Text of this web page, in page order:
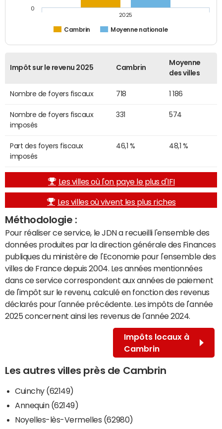
Cambrin Moyenne nationale
2025
0
Impôt sur le revenu 2025 Cambrin
Moyenne
des villes
Nombre de foyers fiscaux 718 1 186
Nombre de foyers fiscaux
imposés
331 574
Part des foyers fiscaux
imposés
46,1 % 48,1 %
Les villes où l'on paye le plus d'IFI
Les villes où vivent les plus riches
Méthodologie :
Pour réaliser ce service, le JDN a recueilli l'ensemble des
données produites par la direction générale des Finances
publiques du ministère de l'Economie pour l'ensemble des
villes de France depuis 2004. Les années mentionnées
dans ce service correspondent aux années de paiement
de l'impôt sur le revenu, calculé en fonction des revenus
déclarés pour l'année précédente. Les impôts de l'année
2025 concernent ainsi les revenus de l'année 2024.
Impôts locaux à
Cambrin
Les autres villes près de Cambrin
Cuinchy (62149)
Annequin (62149)
Noyelles-lès-Vermelles (62980)